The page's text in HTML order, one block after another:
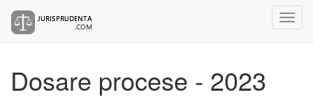
Dosare procese - 2023